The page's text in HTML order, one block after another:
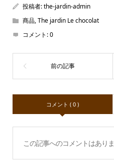
投稿者:the-jardin-admin
商品,The jardin Le chocolat
コメント:0
コメント ( 0 )
この記事へのコメントはありま